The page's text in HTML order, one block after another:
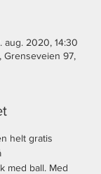
aug. 2020, 14:30
Grenseveien 97,
helt gratis
med ball. Med